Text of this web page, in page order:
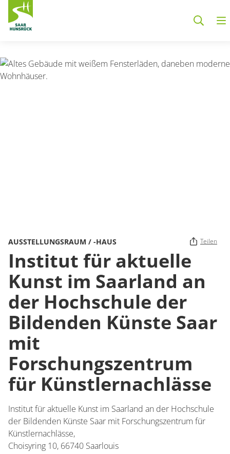
AUSSTELLUNGSRAUM / -HAUS Teilen
Institut für aktuelle
Kunst im Saarland an
der Hochschule der
Bildenden Künste Saar
mit
Forschungszentrum
für Künstlernachlässe
Institut für aktuelle Kunst im Saarland an der Hochschule
der Bildenden Künste Saar mit Forschungszentrum für
Künstlernachlässe,
Choisyring 10, 66740 Saarlouis